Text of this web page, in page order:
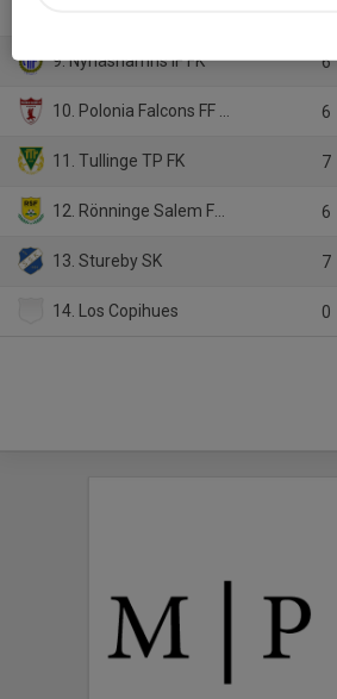
9. Nynäshamns IF FK 6
10. Polonia Falcons FF Veteran 6
11. Tullinge TP FK 7
12. Rönninge Salem Fotboll 1 6
13. Stureby SK 7
14. Los Copihues 0